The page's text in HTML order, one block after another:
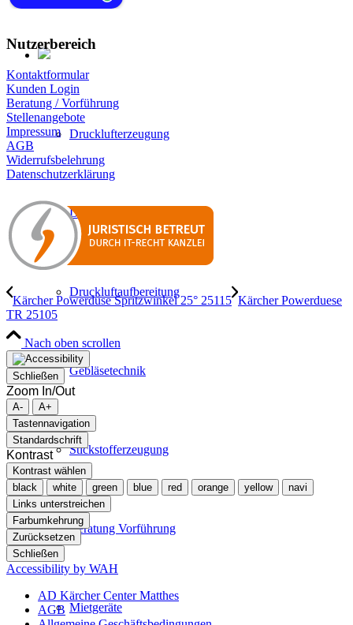
Drucklufterzeugung
Druckluftverteilung
Druckluftaufbereitung
Gebläsetechnik
Stickstofferzeugung
Beratung Vorführung
Mietgeräte
Nutzerbereich
Kontaktformular
Kunden Login
Beratung / Vorführung
Stellenangebote
Impressum
AGB
Widerrufsbelehrung
Datenschutzerklärung
Kärcher Powerdüse Spritzwinkel 25° 25115 Kärcher Powerduese
TR 25105
Nach oben scrollen
Schließen
Zoom In/Out
A-
A+
Tastennavigation
Standardschrift
Kontrast
Kontrast wählen
black
white green blue red orange yellow
navi
Links unterstreichen
Farbumkehrung
Zurücksetzen
Schließen
Accessibility by WAH
AD Kärcher Center Matthes
AGB